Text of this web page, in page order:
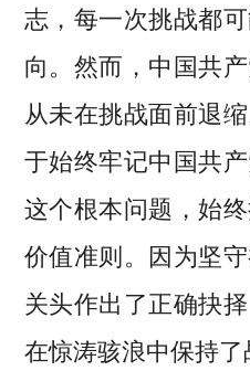
志，每一次挑战都
向。然而，中国共
从未在挑战面前退
于始终牢记中国共
这个根本问题，始
价值准则。因为坚
关头作出了正确抉
在惊涛骇浪中保持了